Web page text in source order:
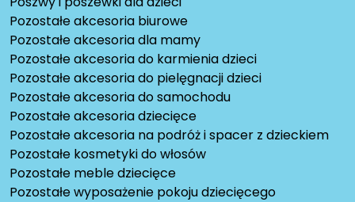
Pozostałe akcesoria biurowe
Pozostałe akcesoria dla mamy
Pozostałe akcesoria do karmienia dzieci
Pozostałe akcesoria do pielęgnacji dzieci
Pozostałe akcesoria do samochodu
Pozostałe akcesoria dziecięce
Pozostałe akcesoria na podróż i spacer z dzieckiem
Pozostałe kosmetyki do włosów
Pozostałe meble dziecięce
Pozostałe wyposażenie pokoju dziecięcego